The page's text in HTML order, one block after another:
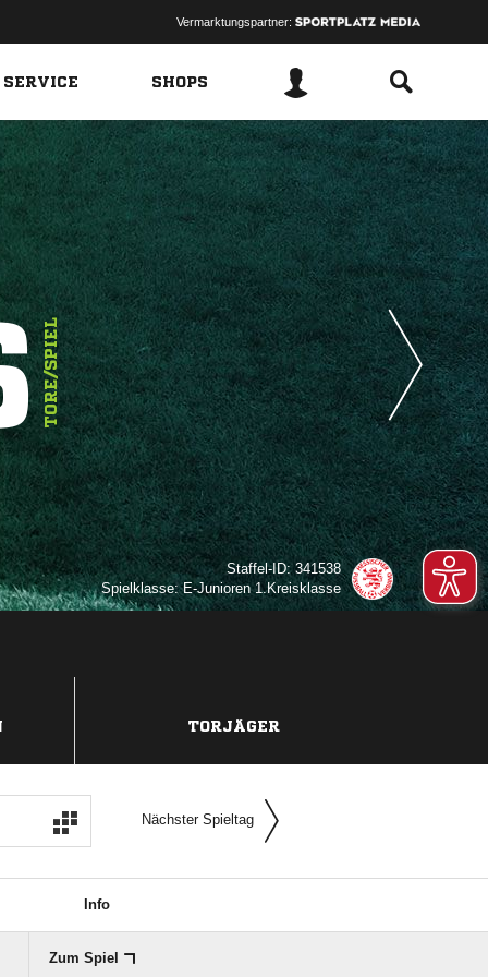
Vermarktungspartner:
SHOPS
TORE/SPIEL
Staffel-ID: 341538
Spielklasse: E-Junioren 1.Kreisklasse
TORJÄGER
Nächster Spieltag
Info
Zum Spiel